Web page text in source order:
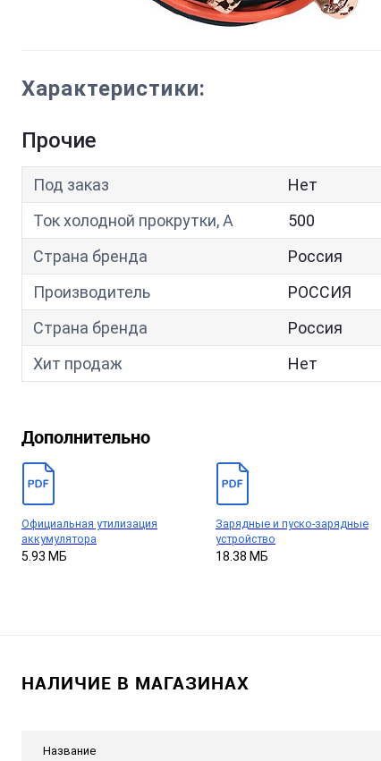
Характеристики:
Прочие
Под заказ
Нет
Ток холодной прокрутки, A
500
Страна бренда
Россия
Производитель
РОССИЯ
Страна бренда
Россия
Хит продаж
Нет
Дополнительно
Официальная утилизация
аккумулятора
5.93 МБ
Зарядные и пуско-зарядные
устройство
18.38 МБ
НАЛИЧИЕ В МАГАЗИНАХ
Название